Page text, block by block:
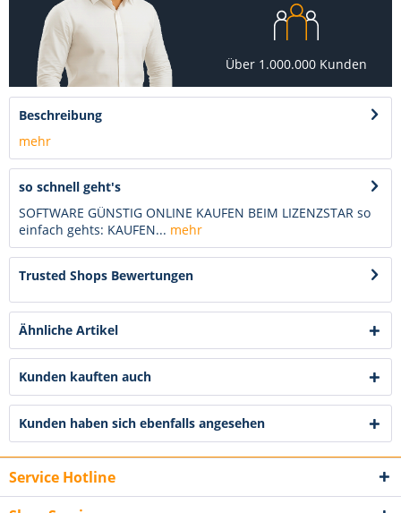
Über 1.000.000 Kunden
Beschreibung
mehr
so schnell geht's
SOFTWARE GÜNSTIG ONLINE KAUFEN BEIM LIZENZSTAR so
einfach gehts: KAUFEN... mehr
Trusted Shops Bewertungen
Ähnliche Artikel
Kunden kauften auch
Kunden haben sich ebenfalls angesehen
Service Hotline